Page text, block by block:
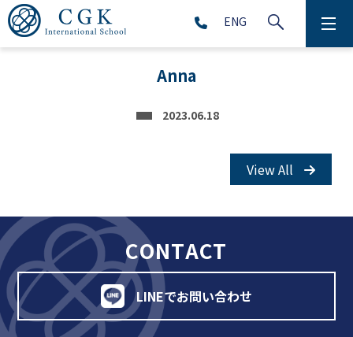
ENG
中等部 (6～9年生)
高等部 (10～12年生)
アフタースクール (1～9年生)
Anna
2023.06.18
View All
CONTACT
LINEでお問い合わせ